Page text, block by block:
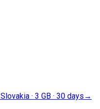
Slovakia · 3 GB · 30 days →